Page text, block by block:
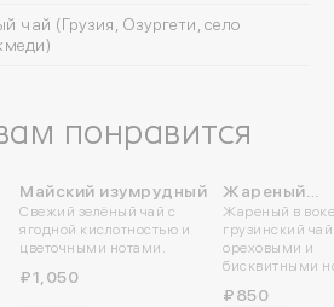
чай (Грузия, Озургети, село
понравится
Майский изумрудный
Свежий зелёный чай с
ягодной кислотностью и
цветочными нотами.
₽1,050
Жареный
Озургетский
Жареный в
грузинский
ореховыми и
бисквитными
₽850
Войдите в